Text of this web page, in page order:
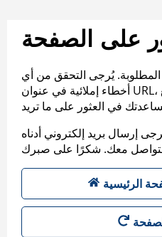
على الصفحة
يُرجى التحقق من أي
أخطاء إملائية في عنوان URL، أو عرض خريطة الموقع
إرسال بريد إلكتروني أدناه
الرئيسية